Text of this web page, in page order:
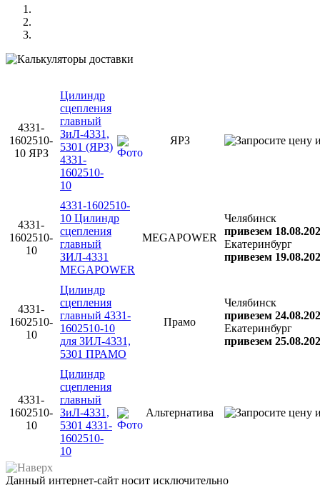
4331-
1602510-
10 ЯРЗ
Цилиндр
сцепления
главный
ЗиЛ-4331,
5301 (ЯРЗ)
4331-
1602510-
10
ЯРЗ
4331-
1602510-
10
4331-1602510-
10 Цилиндр
сцепления
главный
ЗИЛ-4331
MEGAPOWER
MEGAPOWER
Челябинск
привезем
Екатеринбург
привезем
4331-
1602510-
10
Цилиндр
сцепления
главный 4331-
1602510-10
для ЗИЛ-4331,
5301 ПРАМО
Прамо
Челябинск
привезем
Екатеринбург
привезем
4331-
1602510-
10
Цилиндр
сцепления
главный
ЗиЛ-4331,
5301 4331-
1602510-
10
Альтернатива
Данный интернет-сайт носит исключительно